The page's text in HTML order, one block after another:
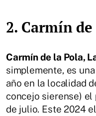
2. Carmín
Carmín de la Pola,
simplemente, es
año en la localidad
concejo sierense) el
de julio. Este 2024